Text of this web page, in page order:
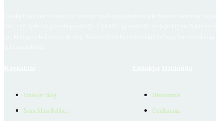
Emlakjet Blog
Satın Alma Rehberi
Hakkımızda
Ödüllerimiz